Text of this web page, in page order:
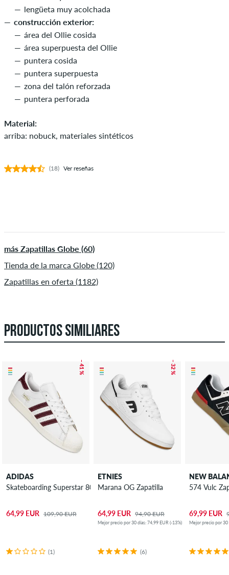
lengüeta muy acolchada
construcción exterior:
área del Ollie cosida
área superpuesta del Ollie
puntera cosida
puntera superpuesta
zona del talón reforzada
puntera perforada
Material:
arriba: nobuck, materiales sintéticos
(18) Ver reseñas
más Zapatillas Globe (60)
Tienda de la marca Globe (120)
Zapatillas en oferta (1182)
PRODUCTOS SIMILIARES
– 41 %
ADIDAS
Skateboarding Superstar 80 ADV Zapatilla
64,99 EUR 109,90 EUR
(1)
– 32 %
ETNIES
Marana OG Zapatilla
64,99 EUR 94,90 EUR
Mejor precio por 30 días: 74,99 EUR (-13%)
(6)
574 Vulc
69,99 EUR
Mejor precio por 30